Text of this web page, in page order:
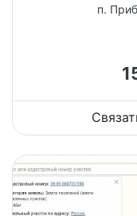
п.